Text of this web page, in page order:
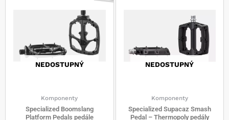
NEDOSTUPNÝ
Komponenty
Specialized Boomslang
Platform Pedals pedále
NEDOSTUPNÝ
Komponenty
Specialized Supacaz Smash
Pedal – Thermopoly pedály